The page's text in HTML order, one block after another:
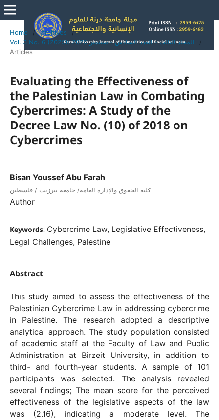
Home / Archives
/
Vol. 3 No. 6 (2025): المجلد الثالث - العدد السادس - سبتمبر 2025
/
Articles
Evaluating the Effectiveness of
the Palestinian Law in Combating
Cybercrimes: A Study of the
Decree Law No. (10) of 2018 on
Cybercrimes
Bisan Youssef Abu Farah
كلية الحقوق والإدارة العامة/ جامعة بيرزيت / فلسطين
Author
Keywords: Cybercrime Law, Legislative Effectiveness,
Legal Challenges, Palestine
Abstract
This study aimed to assess the effectiveness of the
Palestinian Cybercrime Law in addressing cybercrime
in Palestine. The research adopted a descriptive
analytical approach. The study population consisted
of academic staff at the Faculty of Law and Public
Administration at Birzeit University, in addition to
third- and fourth-year students. A sample of 101
participants was selected. The analysis revealed
several findings; The mean score for the perceived
effectiveness of the legislative aspects of the law
was (2.16), indicating a moderate level. The